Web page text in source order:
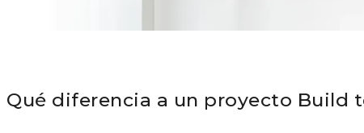
Qué diferencia a un proyecto Build